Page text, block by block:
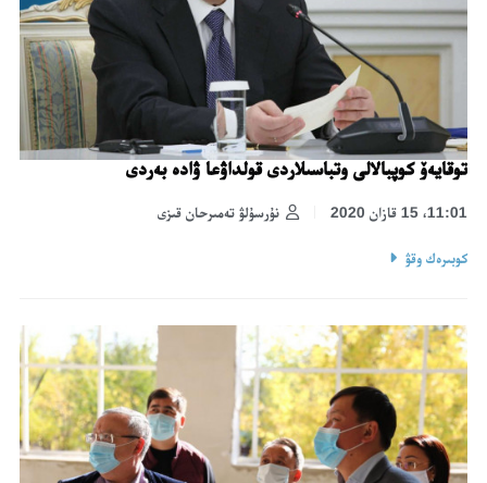
توقايەۆ كوپبالالى وتباسىلاردى قولداۋعا ۋادە بەردى
نۇرسۇلۋ تەمىرحان قىزى 11:01، 15 قازان 2020
كوبىرەك وقۋ